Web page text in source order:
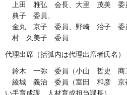
上田 雅弘 会長、大里 茂美
典子 委員、
金丸 京子 委員、野崎 治子 委
村 久美子 委員
代理出席（括弧内は代理出席者氏名）
鈴木 一弥 委員（小山 哲史 商工
綾城 義治 委員（室田 和彦 京都
い手育成課 人材育成担当課長）